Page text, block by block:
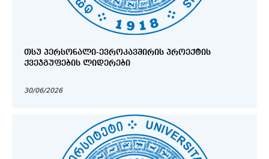
ᲗᲡᲣ ᲞᲔᲠᲡᲝᲜᲐᲚᲘ-ᲔᲕᲠᲝᲙᲐᲕᲨᲘᲠᲘᲡ ᲞᲠᲝᲔᲥᲢᲘᲡ
ᲥᲕᲔᲯᲒᲣᲤᲔᲑᲘᲡ ᲚᲘᲓᲔᲠᲔᲑᲘ
30/06/2026